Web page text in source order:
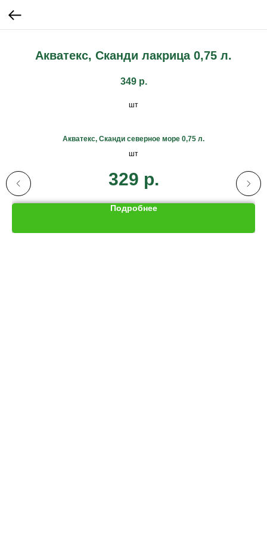
Акватекс, Сканди лакрица 0,75 л.
349 р.
шт
Акватекс, Сканди северное море 0,75 л.
шт
329 р.
Подробнее